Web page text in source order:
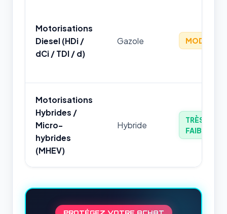
Motorisations
Diesel (HDi /
dCi / TDI / d)
Gazole MODÉRÉ
Motorisations
Hybrides /
Micro-
hybrides
(MHEV)
Hybride
TRÈS
FAIBLE